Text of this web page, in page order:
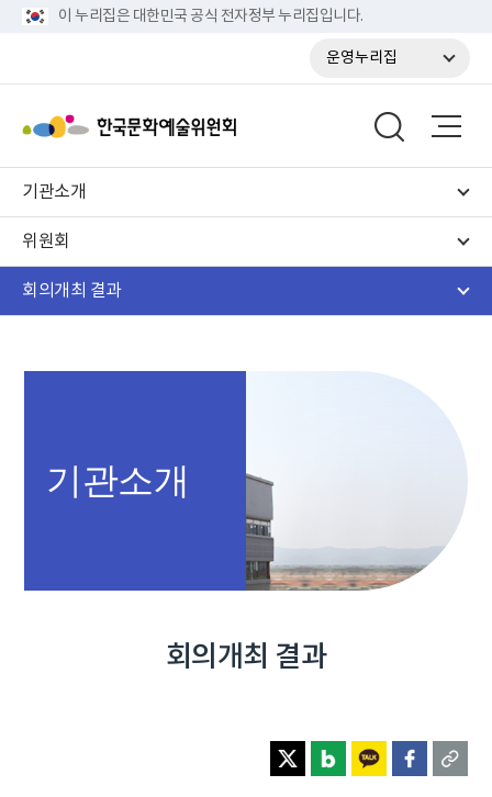
이 누리집은 대한민국 공식 전자정부 누리집입니다.
운영누리집
기관소개
위원회
회의개최 결과
기관소개
회의개최 결과